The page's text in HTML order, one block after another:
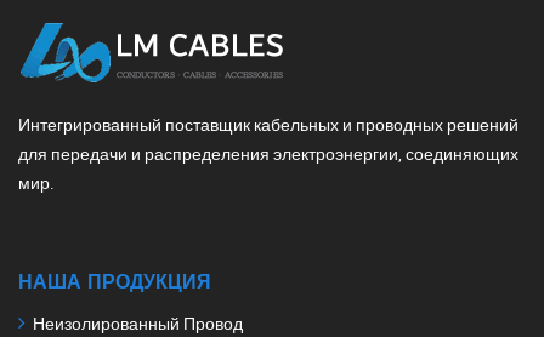
Интегрированный поставщик кабельных и проводных решений
для передачи и распределения электроэнергии, соединяющих
мир.
НАША ПРОДУКЦИЯ
Неизолированный Провод